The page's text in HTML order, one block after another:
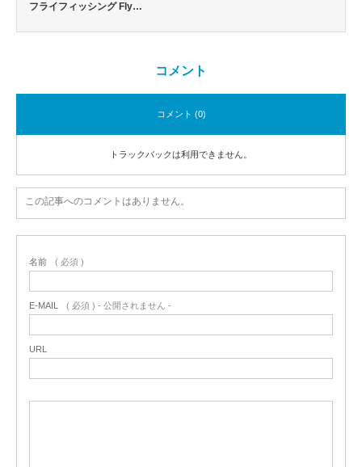
フライフィッシング Fly…
コメント
コメント (0)
トラックバックは利用できません。
この記事へのコメントはありません。
名前 ( 必須 )
E-MAIL ( 必須 ) - 公開されません -
URL